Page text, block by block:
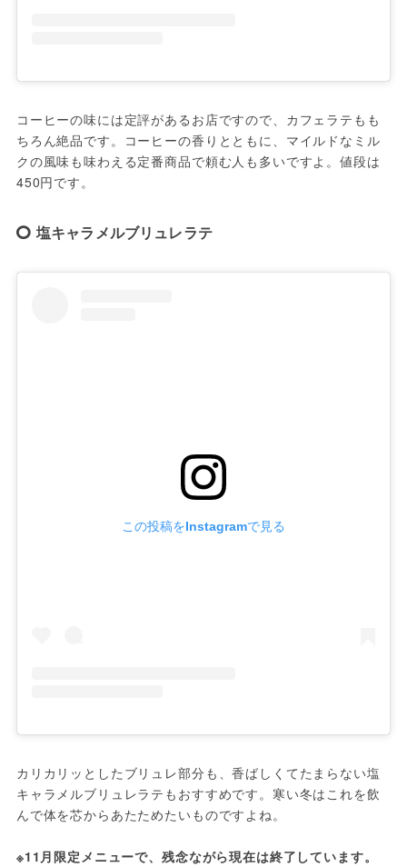
コーヒーの味には定評があるお店ですので、カフェラテもも
ちろん絶品です。コーヒーの香りとともに、マイルドなミル
クの風味も味わえる定番商品で頼む人も多いですよ。値段は
450円です。
塩キャラメルブリュレラテ
この投稿をInstagramで見る
カリカリッとしたブリュレ部分も、香ばしくてたまらない塩
キャラメルブリュレラテもおすすめです。寒い冬はこれを飲
んで体を芯からあたためたいものですよね。
※11月限定メニューで、残念ながら現在は終了しています。